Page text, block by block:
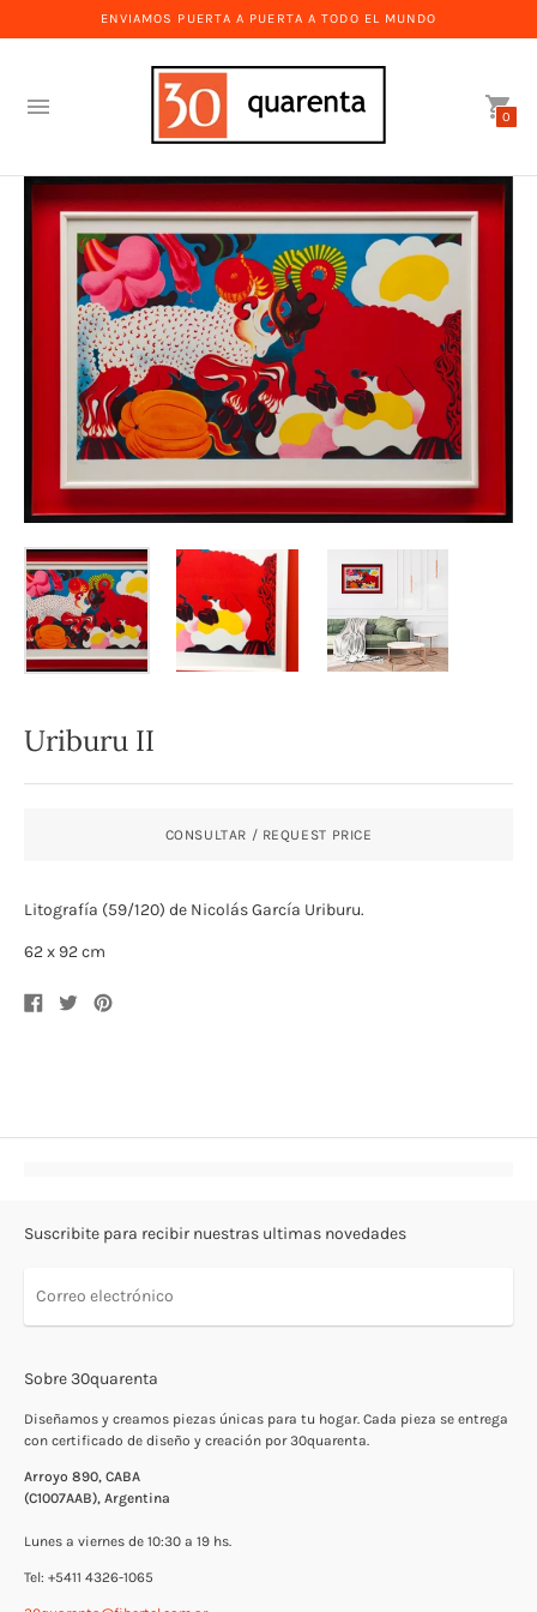
ENVIAMOS PUERTA A PUERTA A TODO EL MUNDO
0
Uriburu II
CONSULTAR / REQUEST PRICE
Litografía (59/120) de Nicolás García Uriburu.
62 x 92 cm
Compartir
en
CompartirCompartir
Suscribite para recibir nuestras ultimas novedades
Sobre 30quarenta
Diseñamos y creamos piezas únicas para tu hogar. Cada pieza se entrega
con certificado de diseño y creación por 30quarenta.
Arroyo 890, CABA
(C1007AAB), Argentina
Lunes a viernes de 10:30 a 19 hs.
Tel: +5411 4326-1065